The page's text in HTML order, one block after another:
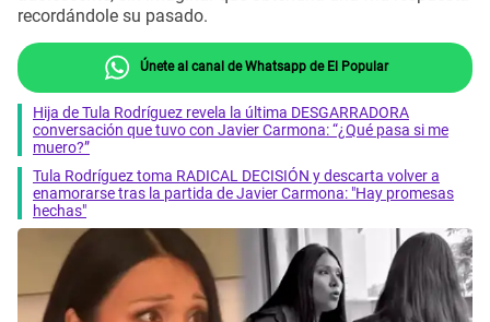
recordándole su pasado.
Únete al canal de Whatsapp de El Popular
Hija de Tula Rodríguez revela la última DESGARRADORA
conversación que tuvo con Javier Carmona: “¿Qué pasa si me
muero?”
Tula Rodríguez toma RADICAL DECISIÓN y descarta volver a
enamorarse tras la partida de Javier Carmona: "Hay promesas
hechas"